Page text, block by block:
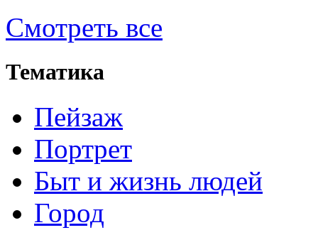
Смотреть все
Тематика
Пейзаж
Портрет
Быт и жизнь людей
Город